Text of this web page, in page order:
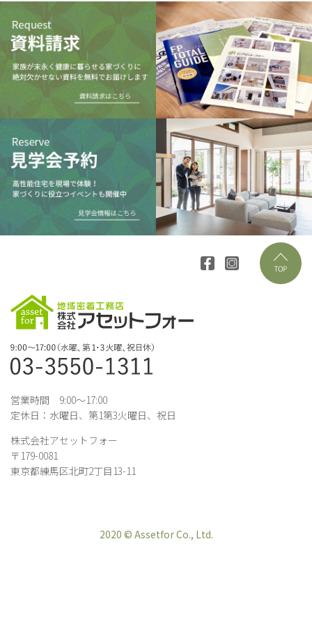
営業時間 9:00～17:00
定休日：水曜日、第1第3火曜日、祝日
株式会社アセットフォー
〒179-0081
東京都練馬区北町2丁目13-11
2020 © Assetfor Co., Ltd.